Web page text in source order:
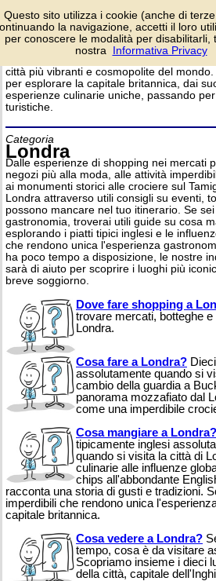
e vivere un'esperienza
indimenticabile in una delle
città più vibranti e cosmopolite del
per esplorare la capitale britannica, dai
esperienze culinarie uniche, passando
turistiche.
Categoria
Londra
Dalle esperienze di shopping nei mercati
negozi più alla moda, alle attività
ai monumenti storici alle crociere sul
Londra attraverso utili consigli su eventi,
possono mancare nel tuo itinerario. Se
gastronomia, troverai utili guide su cosa
esplorando i piatti tipici inglesi e le
che rendono unica l'esperienza
ha poco tempo a disposizione, le nostre
sarà di aiuto per scoprire i luoghi più
breve soggiorno.
Dove fare shopping a
trovare mercati, botteghe
Londra.
Cosa fare a Londra?
assolutamente quando si
cambio della guardia a
panorama mozzafiato dal
come una imperdibile
Cosa mangiare a Londra?
tipicamente inglesi
quando si visita la città di
culinarie alle influenze
chips all'abbondante
racconta una storia di gusti e tradizioni.
imperdibili che rendono unica
capitale britannica.
Cosa vedere a Londra?
tempo, cosa è da visitare
Scopriamo insieme i dieci
della città, capitale
Questo sito utilizza i cookie (anche di
la navigazione, accetti il loro
per conoscere le modalità per disabilitarli,
nostra
Informativa Privacy